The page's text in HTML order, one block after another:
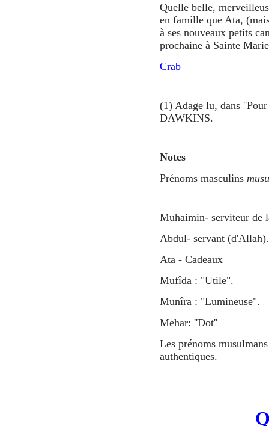
Quelle belle,
en famille que Ata,
à ses nouveaux petits
prochaine à Sainte
Crab
(1) Adage lu, dans
DAWKINS.
Notes
Prénoms masculins
Muhaimin- serviteur de
Abdul- servant (d'Allah).
Ata - Cadeaux
Mufîda : "Utile".
Munîra : "Lumineuse".
Mehar: ''Dot''
Les prénoms
authentiques.